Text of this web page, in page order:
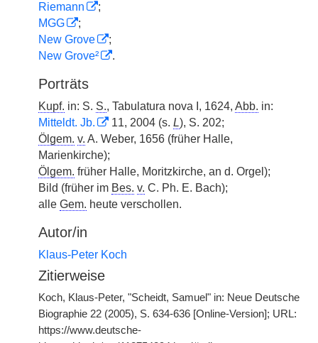
Riemann
;
MGG
;
New Grove
;
New Grove²
.
Porträts
Kupf. in: S. S., Tabulatura nova I, 1624, Abb. in:
Mitteldt. Jb.
11, 2004 (s. L), S. 202;
Ölgem. v. A. Weber, 1656 (früher Halle,
Marienkirche);
Ölgem. früher Halle, Moritzkirche, an d. Orgel);
Bild (früher im Bes. v. C. Ph. E. Bach);
alle Gem. heute verschollen.
Autor/in
Klaus-Peter Koch
Zitierweise
Koch, Klaus-Peter, "Scheidt, Samuel" in: Neue Deutsche
Biographie 22 (2005), S. 634-636 [Online-Version]; URL:
https://www.deutsche-